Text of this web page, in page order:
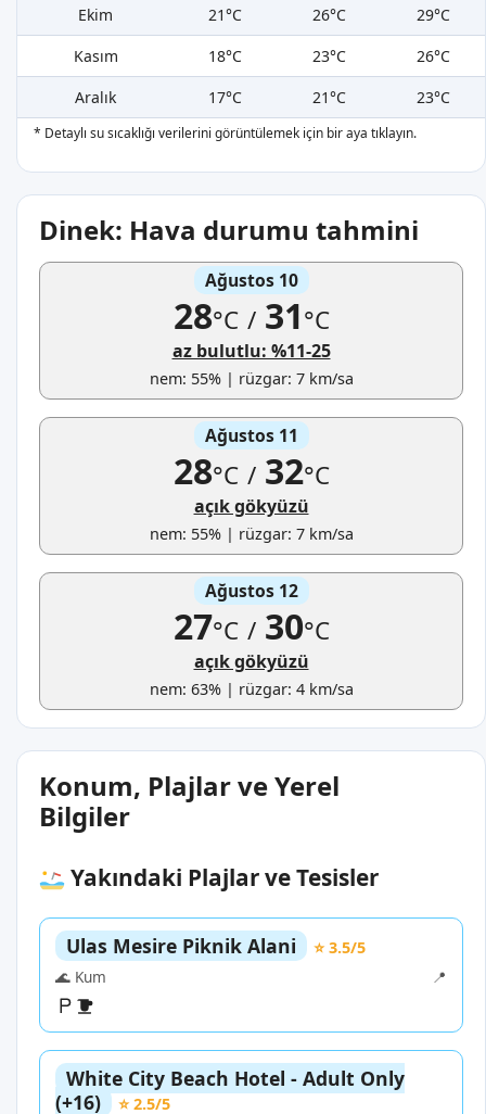
Ekim
21°C 26°C
29°C
Kasım
18°C 23°C
26°C
Aralık
17°C 21°C 23°C
* Detaylı su sıcaklığı verilerini görüntülemek için bir aya tıklayın.
Dinek: Hava durumu tahmini
Ağustos 10
28°C /31°C
az bulutlu: %11-25
nem: 55% | rüzgar: 7 km/sa
Ağustos 11
28°C /32°C
açık gökyüzü
nem: 55% | rüzgar: 7 km/sa
Ağustos 12
27°C /30°C
açık gökyüzü
nem: 63% | rüzgar: 4 km/sa
Konum, Plajlar ve Yerel
Bilgiler
Yakındaki Plajlar ve Tesisler
Ulas Mesire Piknik Alani
⭐ 3.5/5
🌊 Kum
📍
White City Beach Hotel - Adult Only
(+16)
⭐ 2.5/5